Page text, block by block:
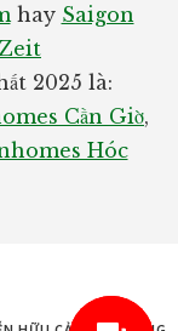
hay Saigon
2025 là:
Cần Giờ,
Hóc